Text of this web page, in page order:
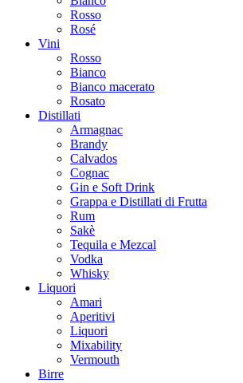
Rosso
Rosé
Vini
Rosso
Bianco
Bianco macerato
Rosato
Distillati
Armagnac
Brandy
Calvados
Cognac
Gin e Soft Drink
Grappa e Distillati di Frutta
Rum
Sakè
Tequila e Mezcal
Vodka
Whisky
Liquori
Amari
Aperitivi
Liquori
Mixability
Vermouth
Birre